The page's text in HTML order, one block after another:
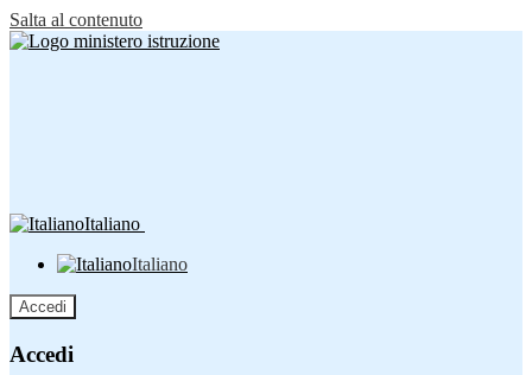
Salta al contenuto
Italiano
Italiano
Accedi
Accedi